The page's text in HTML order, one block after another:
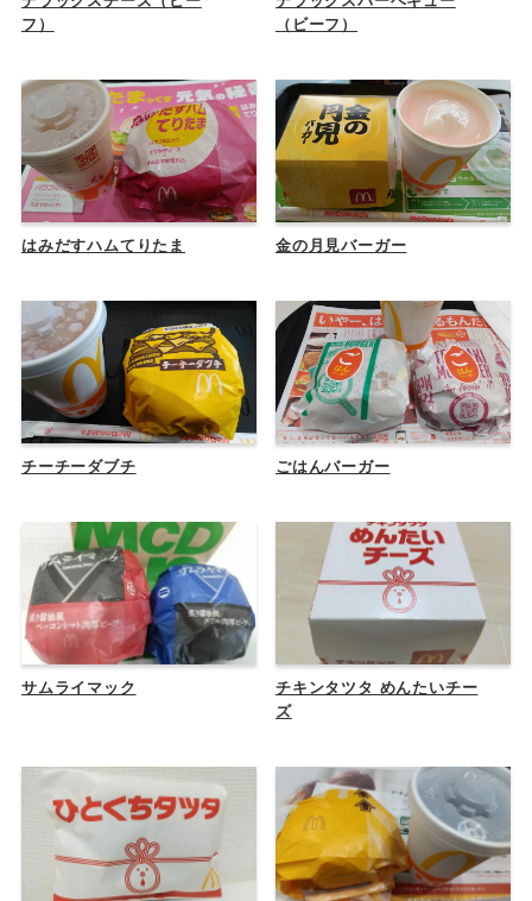
フ）
（ビーフ）
はみだすハムてりたま 金の月見バーガー
チーチーダブチ ごはんバーガー
サムライマック
チキンタツタ めんたいチー
ズ